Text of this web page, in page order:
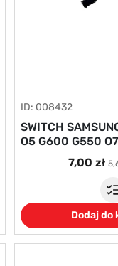
ID: 008432
SWITCH
O5 G600 G550
7,00 zł
Dodaj do